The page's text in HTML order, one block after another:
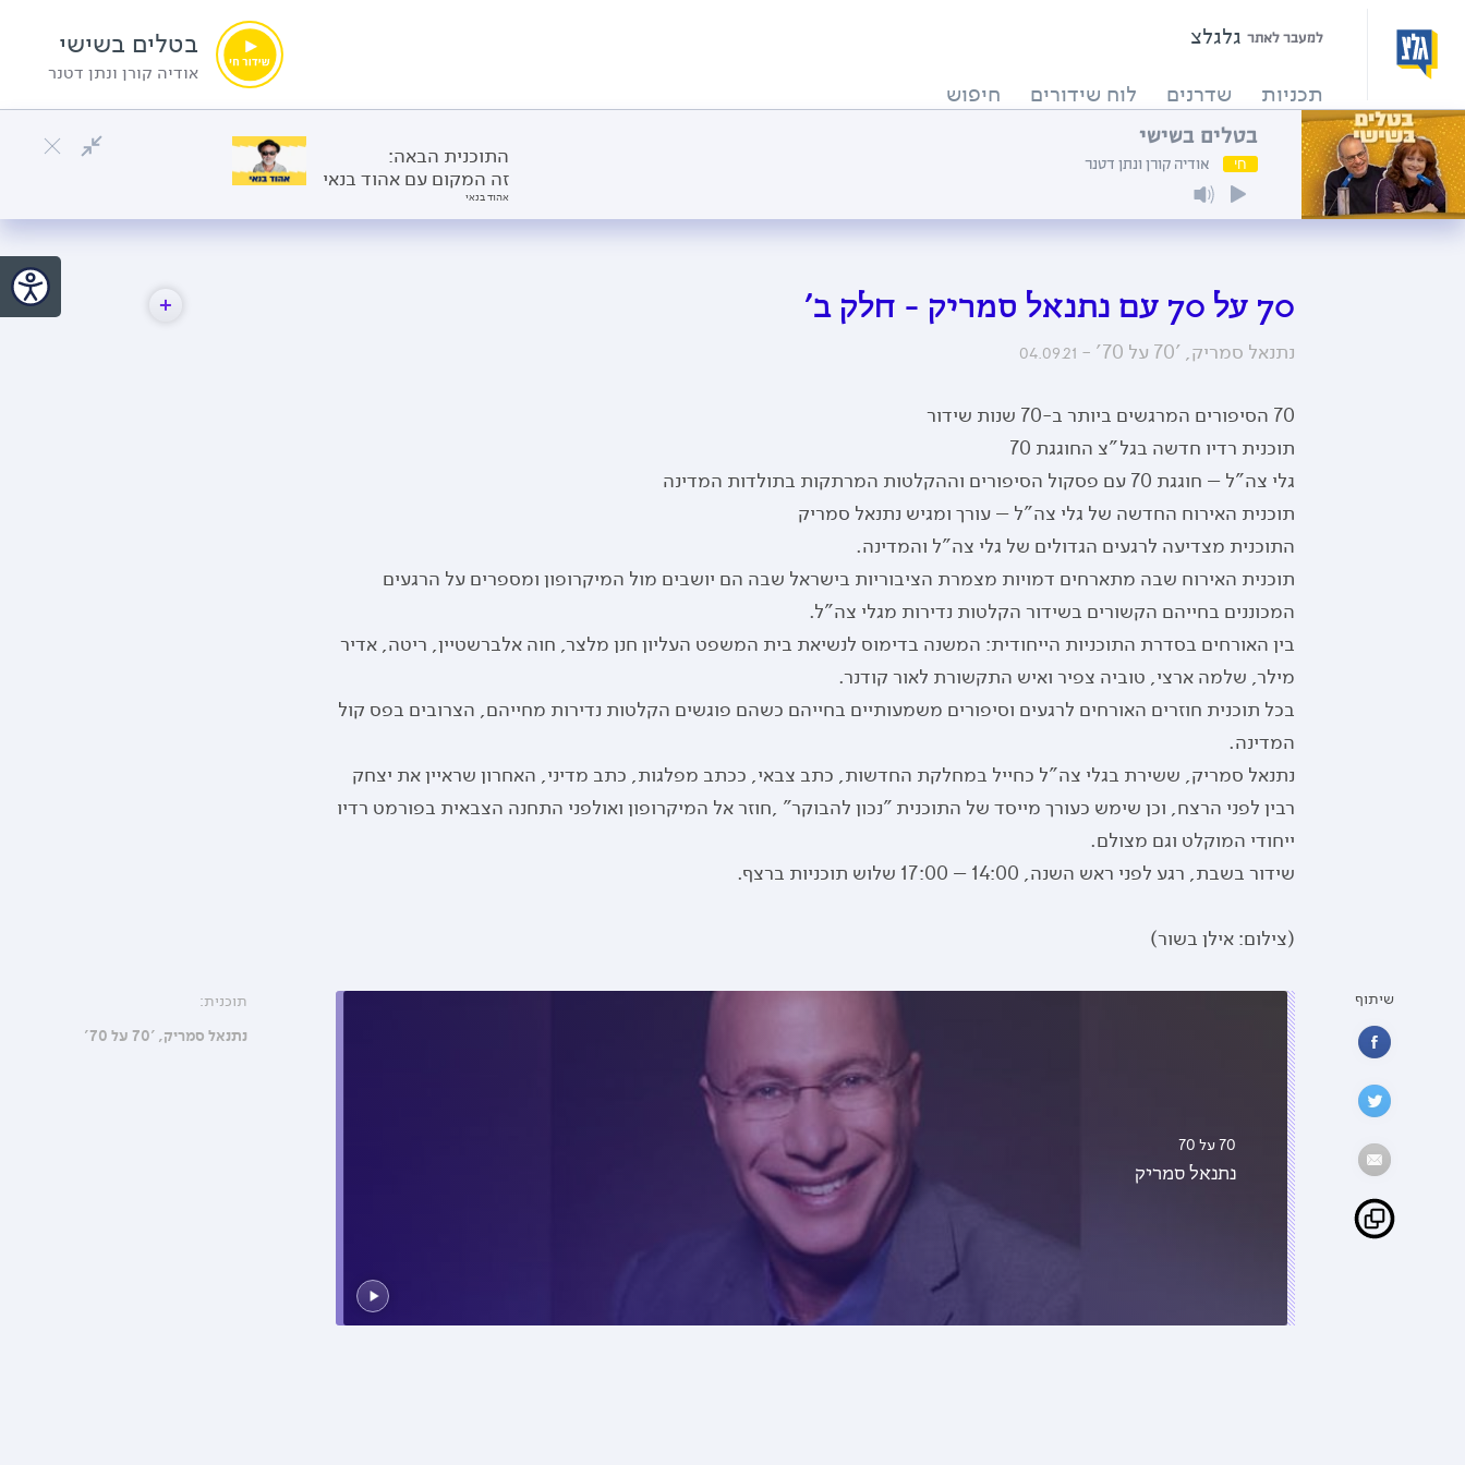
למעבר לאתר גלגלצ
תכניות
שדרנים לוח שידורים חיפוש
בטלים בשישי
אודיה קורן ונתן דטנר
בטלים בשישי
חי אודיה קורן ונתן דטנר
התוכנית הבאה:
זה המקום עם אהוד בנאי
אהוד בנאי
70 על 70 עם נתנאל סמריק - חלק ב'
נתנאל סמריק, '70 על 70' - 04.09.21
70 הסיפורים המרגשים ביותר ב-70 שנות שידור
תוכנית רדיו חדשה בגל"צ החוגגת 70
גלי צה"ל – חוגגת 70 עם פסקול הסיפורים וההקלטות המרתקות בתולדות המדינה
תוכנית האירוח החדשה של גלי צה"ל – עורך ומגיש נתנאל סמריק
התוכנית מצדיעה לרגעים הגדולים של גלי צה"ל והמדינה.
תוכנית האירוח שבה מתארחים דמויות מצמרת הציבוריות בישראל שבה הם יושבים מול המיקרופון ומספרים על הרגעים
המכוננים בחייהם הקשורים בשידור הקלטות נדירות מגלי צה"ל.
בין האורחים בסדרת התוכניות הייחודית: המשנה בדימוס לנשיאת בית המשפט העליון חנן מלצר, חוה אלברשטיין, ריטה, אדיר
מילר, שלמה ארצי, טוביה צפיר ואיש התקשורת לאור קודנר.
בכל תוכנית חוזרים האורחים לרגעים וסיפורים משמעותיים בחייהם כשהם פוגשים הקלטות נדירות מחייהם, הצרובים בפס קול
המדינה.
נתנאל סמריק, ששירת בגלי צה"ל כחייל במחלקת החדשות, כתב צבאי, ככתב מפלגות, כתב מדיני, האחרון שראיין את יצחק
רבין לפני הרצח, וכן שימש כעורך מייסד של התוכנית "נכון להבוקר" ,חוזר אל המיקרופון ואולפני התחנה הצבאית בפורמט רדיו
ייחודי המוקלט וגם מצולם.
שידור בשבת, רגע לפני ראש השנה, 14:00 – 17:00 שלוש תוכניות ברצף.
(צילום: אילן בשור)
שיתוף
70 על 70
נתנאל סמריק
תוכנית:
נתנאל סמריק, '70 על 70'